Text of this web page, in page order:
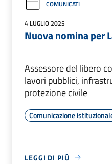
COMUNICATI
4 LUGLIO 2025
Nuova nomina per
Assessore del libero
lavori pubblici,
protezione civile
Comunicazione
LEGGI DI PIÙ